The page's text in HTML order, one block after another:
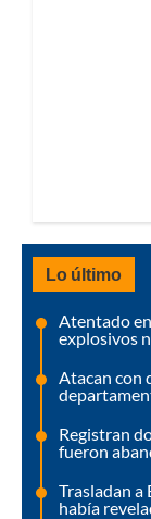
Lo último
Atentado
explosivos
Atacan con
Registran
fueron
Trasladan a
había